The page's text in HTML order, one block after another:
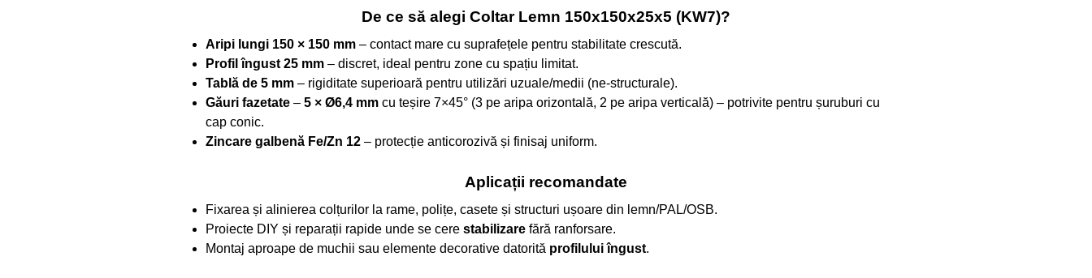
De ce să alegi Coltar Lemn 150x150x25x5 (KW7)?
Aripi lungi 150 × 150 mm – contact mare cu suprafețele pentru stabilitate crescută.
Profil îngust 25 mm – discret, ideal pentru zone cu spațiu limitat.
Tablă de 5 mm – rigiditate superioară pentru utilizări uzuale/medii (ne-structurale).
Găuri fazetate –5 × Ø6,4 mm cu teșire 7×45° (3 pe aripa orizontală, 2 pe aripa verticală) – potrivite pentru șuruburi cu
cap conic.
Zincare galbenă Fe/Zn 12 – protecție anticorozivă și finisaj uniform.
Aplicații recomandate
Fixarea și alinierea colțurilor la rame, polițe, casete și structuri ușoare din lemn/PAL/OSB.
Proiecte DIY și reparații rapide unde se cerestabilizare fără ranforsare.
Montaj aproape de muchii sau elemente decorative datorită profilului îngust.